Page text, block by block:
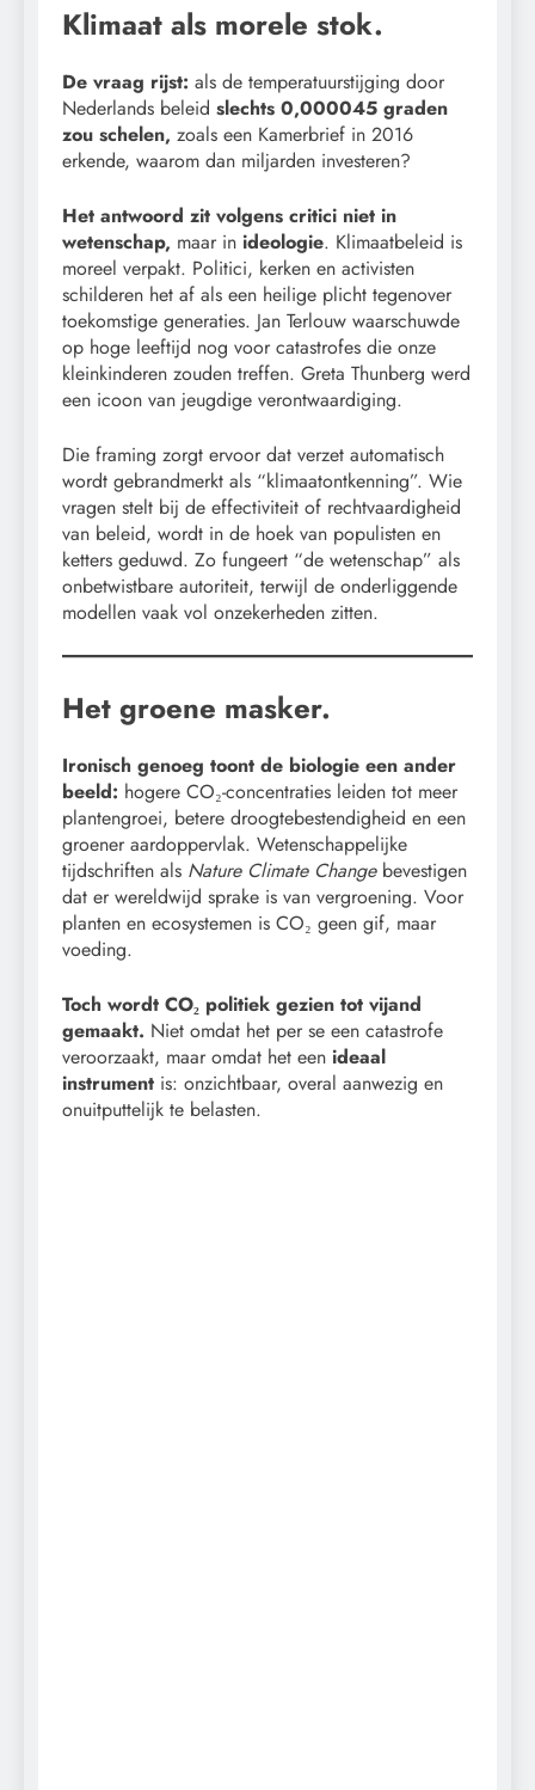
Klimaat als morele stok.
De vraag rijst: als de temperatuurstijging door
Nederlands beleid slechts 0,000045 graden
zou schelen, zoals een Kamerbrief in 2016
erkende, waarom dan miljarden investeren?
Het antwoord zit volgens critici niet in
wetenschap, maar in ideologie. Klimaatbeleid is
moreel verpakt. Politici, kerken en activisten
schilderen het af als een heilige plicht tegenover
toekomstige generaties. Jan Terlouw waarschuwde
op hoge leeftijd nog voor catastrofes die onze
kleinkinderen zouden treffen. Greta Thunberg werd
een icoon van jeugdige verontwaardiging.
Die framing zorgt ervoor dat verzet automatisch
wordt gebrandmerkt als “klimaatontkenning”. Wie
vragen stelt bij de effectiviteit of rechtvaardigheid
van beleid, wordt in de hoek van populisten en
ketters geduwd. Zo fungeert “de wetenschap” als
onbetwistbare autoriteit, terwijl de onderliggende
modellen vaak vol onzekerheden zitten.
Het groene masker.
Ironisch genoeg toont de biologie een ander
beeld: hogere CO₂-concentraties leiden tot meer
plantengroei, betere droogtebestendigheid en een
groener aardoppervlak. Wetenschappelijke
tijdschriften als Nature Climate Changebevestigen
dat er wereldwijd sprake is van vergroening. Voor
planten en ecosystemen is CO₂ geen gif, maar
voeding.
Toch wordt CO₂ politiek gezien tot vijand
gemaakt. Niet omdat het per se een catastrofe
veroorzaakt, maar omdat het een ideaal
instrument is: onzichtbaar, overal aanwezig en
onuitputtelijk te belasten.